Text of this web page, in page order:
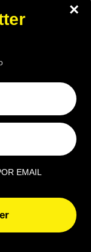
descontos
do tempo e
“injusto”
o valor da sua
50 anos
seis meses
×
EMAIL